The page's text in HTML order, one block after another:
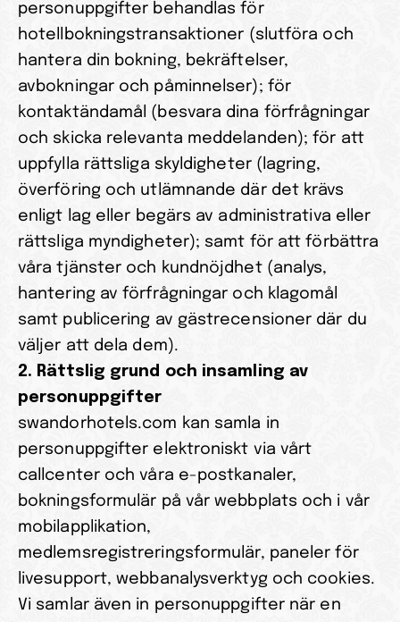
personuppgifter behandlas för
hotellbokningstransaktioner (slutföra och
hantera din bokning, bekräftelser,
avbokningar och påminnelser); för
kontaktändamål (besvara dina förfrågningar
och skicka relevanta meddelanden); för att
uppfylla rättsliga skyldigheter (lagring,
överföring och utlämnande där det krävs
enligt lag eller begärs av administrativa eller
rättsliga myndigheter); samt för att förbättra
våra tjänster och kundnöjdhet (analys,
hantering av förfrågningar och klagomål
samt publicering av gästrecensioner där du
väljer att dela dem).
2. Rättslig grund och insamling av
personuppgifter
swandorhotels.com kan samla in
personuppgifter elektroniskt via vårt
callcenter och våra e-postkanaler,
bokningsformulär på vår webbplats och i vår
mobilapplikation,
medlemsregistreringsformulär, paneler för
livesupport, webbanalysverktyg och cookies.
Vi samlar även in personuppgifter när en